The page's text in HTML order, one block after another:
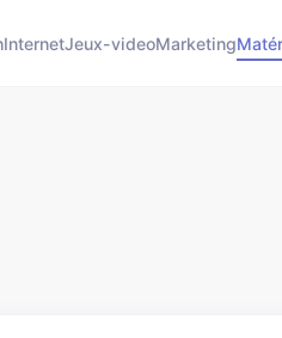
InternetJeux-videoMarketing